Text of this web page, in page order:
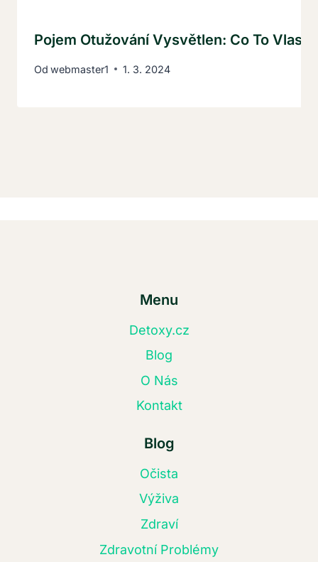
Pojem Otužování Vysvětlen: Co To
Od webmaster1 1. 3. 2024
Menu
Detoxy.cz
Blog
O Nás
Kontakt
Blog
Očista
Výživa
Zdraví
Zdravotní Problémy